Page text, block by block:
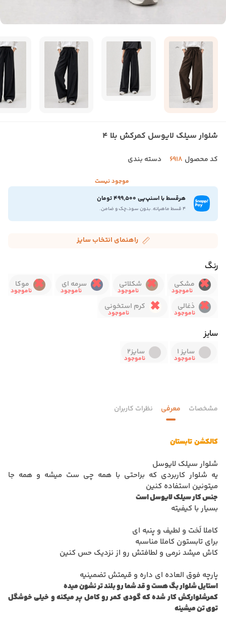
شلوار سیلک لایوسل کمرکش بلا 4
کد محصول 6918 دسته بندی
موجود نیست
هرقسط با اسنپ‌پی 499,500 تومان
۴ قسط ماهیانه. بدون سود،چک و ضامن.
راهنمای انتخاب سایز
رنگ
مشکی شکلاتی سرمه ای
موکا
ذغالی
کرم استخونی
سایز
سایز 1 سایز2
مشخصات معرفی نظرات کاربران
کالکشن تابستان
شلوار سیلک لایوسل
یه شلوار کاربردی که براحتی با همه چی ست میشه و همه جا
میتونین استفاده کنین
جنس کار سیلک لایوسل است
بسیار با کیفیته
کاملا لَخت و لطیف و پنبه ای
برای تابستون کاملا مناسبه
کاش میشد نرمی و لطافتش رو از نزدیک حس کنین
پارچه فوق العاده ای داره و قیمتش تضمینیه
استایل شلوار بگ هست و قد شما رو بلند تر نشون میده
کمرشلوارکش کار شده که گودی کمر رو کامل پر میکنه و خیلی خوشگل
توی تن میشینه